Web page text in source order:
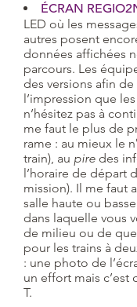
ÉCRAN
LED où les
autres posent
données affichées
parcours. Les
des versions afin
l’impression que
n’hésitez pas à
me faut le plus de
rame : au mieux le
train), au pire des
l’horaire de départ
mission). Il me faut
salle haute ou
dans laquelle vous
de milieu ou de
pour les trains à
: une photo de
un effort mais c’est
T.